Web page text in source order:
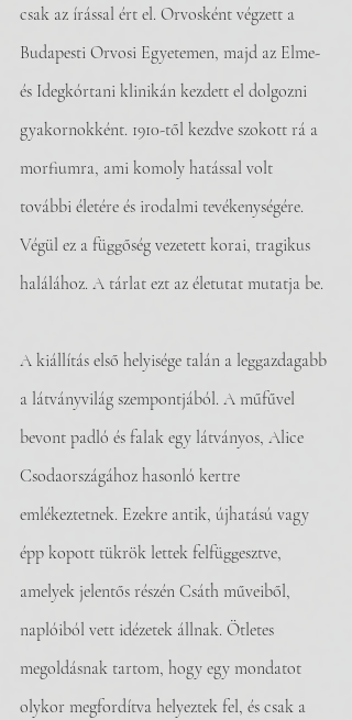
csak az írással ért el. Orvosként végzett a
Budapesti Orvosi Egyetemen, majd az Elme-
és Idegkórtani klinikán kezdett el dolgozni
gyakornokként. 1910-től kezdve szokott rá a
morfiumra, ami komoly hatással volt
további életére és irodalmi tevékenységére.
Végül ez a függőség vezetett korai, tragikus
halálához. A tárlat ezt az életutat mutatja be.
A kiállítás első helyisége talán a leggazdagabb
a látványvilág szempontjából. A műfűvel
bevont padló és falak egy látványos, Alice
Csodaországához hasonló kertre
emlékeztetnek. Ezekre antik, újhatású vagy
épp kopott tükrök lettek felfüggesztve,
amelyek jelentős részén Csáth műveiből,
naplóiból vett idézetek állnak. Ötletes
megoldásnak tartom, hogy egy mondatot
olykor megfordítva helyeztek fel, és csak a